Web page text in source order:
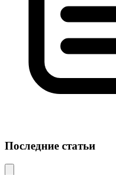
Последние статьи